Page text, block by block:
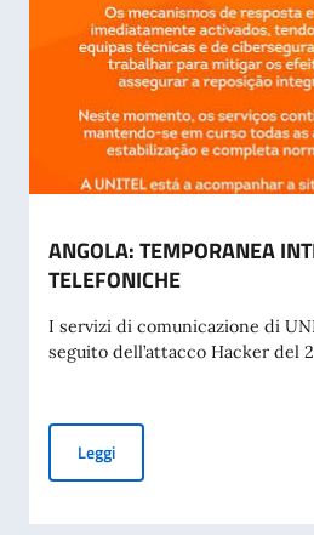
ANGOLA: TEMPORANEA
TELEFONICHE
I servizi di comunicazione di
seguito dell’attacco Hacker del
LeggiANGOLA: TEMPORANEA